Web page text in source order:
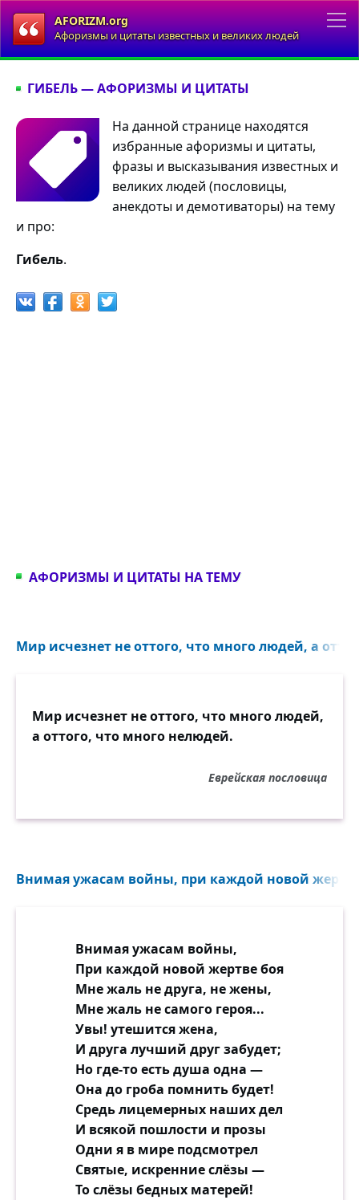
AFORIZM.org
Афоризмы и цитаты известных и великих людей
ГИБЕЛЬ — АФОРИЗМЫ И ЦИТАТЫ
На данной странице находятся
избранные афоризмы и цитаты,
фразы и высказывания известных и
великих людей (пословицы,
анекдоты и демотиваторы) на тему
и про:
Гибель.
АФОРИЗМЫ И ЦИТАТЫ НА ТЕМУ
Мир исчезнет не оттого, что много людей, а
Мир исчезнет не оттого, что много людей,
а оттого, что много нелюдей.
Еврейская пословица
Внимая ужасам войны, при каждой новой
Внимая ужасам войны,
При каждой новой жертве боя
Мне жаль не друга, не жены,
Мне жаль не самого героя...
Увы! утешится жена,
И друга лучший друг забудет;
Но где-то есть душа одна —
Она до гроба помнить будет!
Средь лицемерных наших дел
И всякой пошлости и прозы
Одни я в мире подсмотрел
Святые, искренние слёзы —
То слёзы бедных матерей!